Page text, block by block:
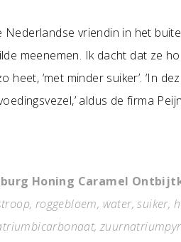
Nederlandse vriendin in het
meenemen. Ik dacht dat ze
heet, ‘met minder suiker’. ‘In
aldus de firma
Honing Caramel
roggebloem, water, suiker,